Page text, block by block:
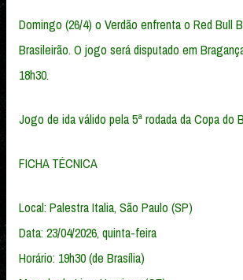
Domingo (26/4) o Verdão enfrenta o Red Bull
Brasileirão. O jogo será disputado em
18h30.
Jogo de ida válido pela 5ª rodada da Copa do
FICHA TÉCNICA
Local: Palestra Italia, São Paulo (SP)
Data: 23/04/2026, quinta-feira
Horário: 19h30 (de Brasília)